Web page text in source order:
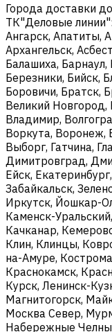
Города доставки
ТК"Деловые
Ангарск, Апатиты,
Архангельск,
Балашиха,
Березники, Бийск,
Боровичи, Братск,
Великий Новгород,
Владимир,
Воркута, Воронеж,
Выборг, Гатчина,
Димитровград,
Ейск,
Забайкальск,
Иркутск, Йошкар-
Каменск-
Качканар,
Клин, Клинцы,
на-Амуре,
Краснокамск,
Курск, Ленинск-
Магнитогорск,
Москва Север,
Набережные